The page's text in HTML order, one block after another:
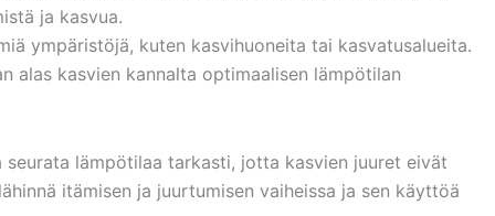
ja kasvua.
ympäristöjä, kuten kasvihuoneita tai kasvatusalueita.
alas kasvien kannalta optimaalisen lämpötilan
lämpötilaa tarkasti, jotta kasvien juuret eivät
itämisen ja juurtumisen vaiheissa ja sen käyttöä